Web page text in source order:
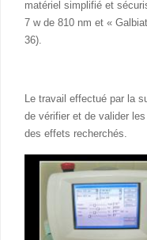
matériel simplifié et
7 w de 810 nm et «
36).
Le travail effectué par la
de vérifier et de valider
des effets recherchés.